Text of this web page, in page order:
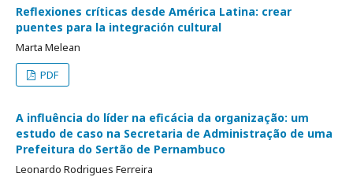
Reflexiones críticas desde América Latina: crear
puentes para la integración cultural
Marta Melean
PDF
A influência do líder na eficácia da organização: um
estudo de caso na Secretaria de Administração de uma
Prefeitura do Sertão de Pernambuco
Leonardo Rodrigues Ferreira